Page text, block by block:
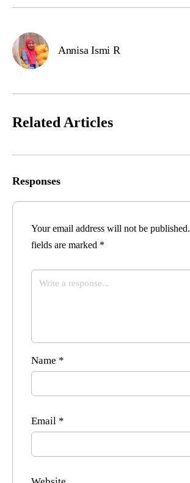
Annisa Ismi R
Related Articles
Responses
Your email address will not be published.
fields are marked *
Name *
Email *